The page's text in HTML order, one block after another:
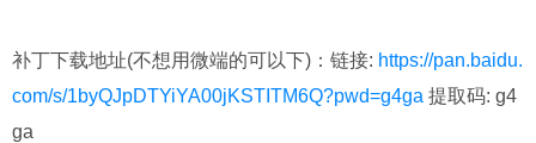
补丁下载地址(不想用微端的可以下)： 链接: https://pan.baidu.
com/s/1byQJpDTYiYA00jKSTITM6Q?pwd=g4ga 提取码: g4
ga